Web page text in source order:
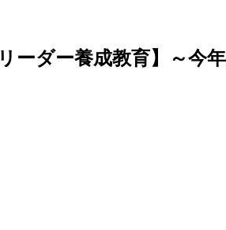
ダー養成教育】～今